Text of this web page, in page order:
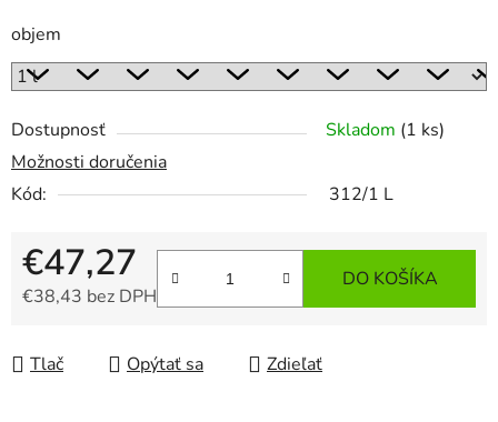
objem
Dostupnosť Skladom (1 ks)
Možnosti doručenia
Kód:
312/1 L
€47,27
€38,43 bez DPH
DO KOŠÍKA
Tlač Opýtať sa Zdieľať